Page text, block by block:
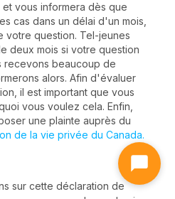
vous informera dès que
cas dans un délai d'un mois,
votre question. Tel-jeunes
deux mois si votre question
recevons beaucoup de
alors. Afin d'évaluer
il est important que vous
vous voulez cela. Enfin,
une plainte auprès du
de la vie privée du Canada.
sur cette déclaration de